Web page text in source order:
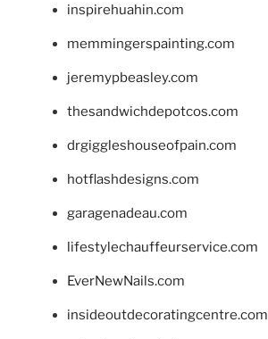
inspirehuahin.com
memmingerspainting.com
jeremypbeasley.com
thesandwichdepotcos.com
drgiggleshouseofpain.com
hotflashdesigns.com
garagenadeau.com
lifestylechauffeurservice.com
EverNewNails.com
insideoutdecoratingcentre.com